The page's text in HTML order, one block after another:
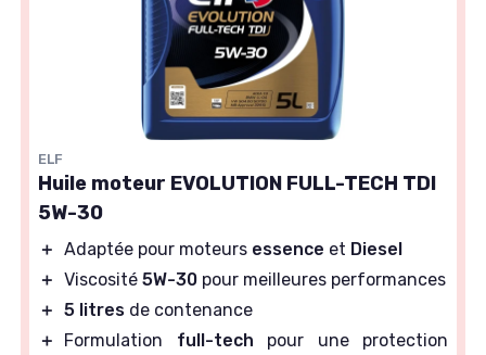
ELF
Huile moteur EVOLUTION FULL-TECH TDI
5W-30
＋ Adaptée pour moteurs essence et Diesel
＋ Viscosité 5W-30 pour meilleures performances
＋ 5 litres de contenance
＋
Formulation full-tech pour une protection